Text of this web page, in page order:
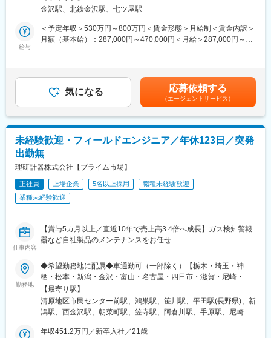
自宅を拠点に営業活動を行います。
務処理などを行うスタイルです。
独り立ち後も名古屋営業所のメンバーがリモート等で継続的にサ
【当社の強み】
・取り扱う機械は現在2,500種類以上と非常に多く、また最新の機
械を希望されるお客様もいれば、使い慣れた既存の機械が良いと
いうお客様もいるため、提案の幅の広さが特徴です。
・メンテナンスの部隊も在籍しているため、すべてのニーズに柔
軟に対応できる優位性があります。
の自治体（上水道・下水道等担当の部局）となりますが、全国で
事業展開をしています。
◇ミッション
・顧客ニーズに合わせて、企画・提案からシステム構築、納入、
・安心と安全を軸に、社会インフラを確実に支える施工管理を実
現する
か、プロジェクトマネージャーまたは監理技術者として、電気・
通信設備工事における機器納入から現地据付工事までの管理業務
を担当いただきます。
また、プロジェクトの取りまとめ担当者として顧客課題を把握
し、要求仕様に基づく具体的な仕様策定の提案、工事工程管理、
組織内メンバーの進捗管理、収支管理および資産管理を行ってい
ただきます。チームマネジメントや情報共有を通じて、組織全体
【職務詳細】
・セールスエンジニアとしての提案業務（担当エリアの自治体発
（製品・システム・サービスのソリューション提案、見積原稿作
成・入札用積算）
・プロジェクトマネジメント業務（担当エリアの自治体発注案
件）
（製品・システム・サービスの要求水準から具体的な仕様を決
・現場代理人・監理（主任）技術者業務（全国の自治体発注案
石川県金沢市広岡三丁目１番１号 勤務地最寄駅：JR北陸本線／金
載
金沢駅、北鉄金沢駅、七ツ屋駅
給与
＜予定年収＞530万円～800万円＜賃金形態＞月給制＜賃金内訳＞
月額（基本給）：287,000円～470,000円＜月給＞287,000円～
額であり、選考を通じて上下する可能性があります。月給(月額)は
固定手当を含めた表記です。
気になる 応募依頼する
（エージェントサービス）
未経験歓迎・フィールドエンジニア／年休123日／突発
出勤無
理研計器株式会社【プライム市場】
正社員 上場企業 5名以上採用
職種未経験歓迎
業種未経験歓迎
仕事内容
【賞与5カ月以上／直近10年で売上高3.4倍へ成長】ガス検知警報
器など自社製品のメンテナンスをお任せ
勤務地
◆希望勤務地に配属◆車通勤可（一部除く）【栃木・埼玉・神
栖・松本・新潟・金沢・富山・名古屋・四日市・滋賀・尼崎・東
広島・大分・鳥栖】 ◎栃木SS：栃木県宇都宮市氷室町2772-5 ◎
埼玉SS：埼玉県鴻巣市宮地4-3-5 ◎鹿島SS：茨城県神栖市知手中
央6-11-2 ◎松本SS：長野県松本市笹賀8015 ◎新潟SS：新潟県新
富山SS：富山県富山市萩原42-1 ◎名古屋SS：愛知県名古屋市南
【最寄り駅】
清原地区市民センター前駅、鴻巣駅、笹川駅、平田駅(長野県)、新
潟駅、西金沢駅、朝菜町駅、笠寺駅、阿倉川駅、手原駅、尼崎駅
年収451.2万円／新卒入社／21歳